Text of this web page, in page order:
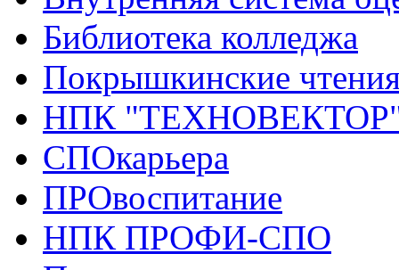
Библиотека колледжа
Покрышкинские
НПК
СПОкарьера
ПРОвоспитание
НПК ПРОФИ-СПО